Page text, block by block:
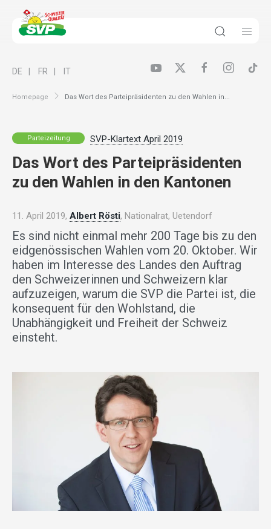
Homepage Das Wort des Parteipräsidenten zu den Wahlen in...
DE FR IT
Parteizeitung SVP-Klartext April 2019
Das Wort des Parteipräsidenten
zu den Wahlen in den Kantonen
11. April 2019, Albert Rösti, Nationalrat, Uetendorf
Es sind nicht einmal mehr 200 Tage bis zu den
eidgenössischen Wahlen vom 20. Oktober. Wir
haben im Interesse des Landes den Auftrag
den Schweizerinnen und Schweizern klar
aufzuzeigen, warum die SVP die Partei ist, die
konsequent für den Wohlstand, die
Unabhängigkeit und Freiheit der Schweiz
einsteht.